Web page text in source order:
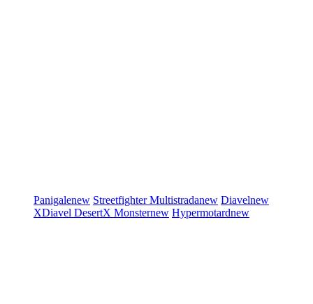
Panigalenew StreetfighterMultistradanew Diavelnew
XDiavel DesertX Monsternew Hypermotardnew